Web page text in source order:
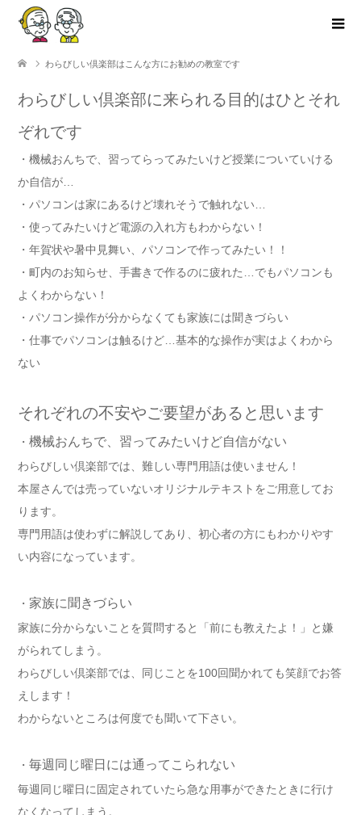
わらびしい倶楽部はこんな方にお勧めの教室です
わらびしい倶楽部に来られる目的はひとそれ
ぞれです
・機械おんちで、習ってらってみたいけど授業についていける
か自信が…
・パソコンは家にあるけど壊れそうで触れない…
・使ってみたいけど電源の入れ方もわからない！
・年賀状や暑中見舞い、パソコンで作ってみたい！！
・町内のお知らせ、手書きで作るのに疲れた…でもパソコンも
よくわからない！
・パソコン操作が分からなくても家族には聞きづらい
・仕事でパソコンは触るけど…基本的な操作が実はよくわから
ない
それぞれの不安やご要望があると思います
・ 機械おんちで、習ってみたいけど自信がない
わらびしい倶楽部では、難しい専門用語は使いません！
本屋さんでは売っていないオリジナルテキストをご用意してお
ります。
専門用語は使わずに解説してあり、初心者の方にもわかりやす
い内容になっています。
・ 家族に聞きづらい
家族に分からないことを質問すると「前にも教えたよ！」と嫌
がられてしまう。
わらびしい倶楽部では、同じことを100回聞かれても笑顔でお答
えします！
わからないところは何度でも聞いて下さい。
・ 毎週同じ曜日には通ってこられない
毎週同じ曜日に固定されていたら急な用事ができたときに行け
なくなってしまう。